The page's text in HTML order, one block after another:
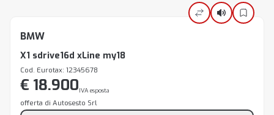
BMW
X1 sdrive16d xLine my18
Cod. Eurotax: 12345678
€ 18.900IVA esposta
offerta di Autosesto Srl